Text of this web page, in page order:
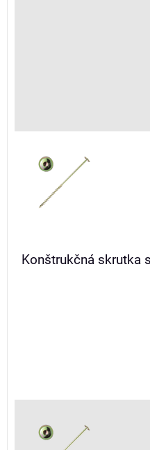
Konštrukčná skrutka